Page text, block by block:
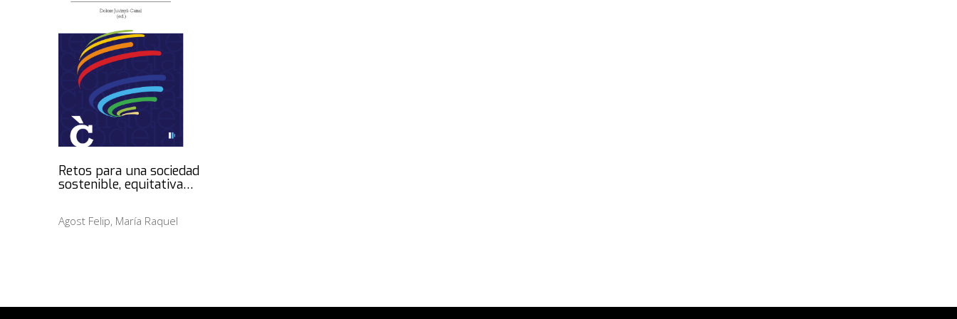
Retos para una sociedad
sostenible, equitativa…
Agost Felip, María Raquel